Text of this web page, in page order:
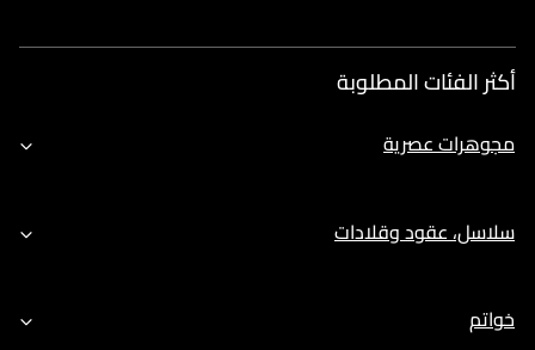
أكثر الفئات المطلوبة
مجوهرات عصرية
سلاسل، عقود وقلادات
خواتم